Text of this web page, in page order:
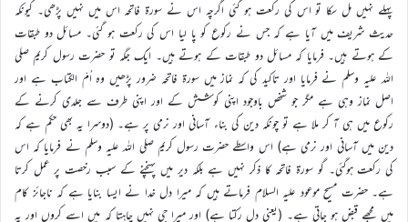
پہلے نہیں مل سکا تو اس کی رکعت ہو گئی اگرچہ اس نے سورۃ فاتحہ اس میں نہیں پڑھی۔ کیونکہ
حدیث شریف میں آیا ہے کہ جس نے رکوع کو پا لیا اس کی رکعت ہو گئی۔ مسائل دو طبقات
کے ہوتے ہیں۔ فرمایا کہ مسائل دو طبقات کے ہوتے ہیں۔ ایک جگہ تو حضرت رسول کریم صلی
اللہ علیہ وسلم نے فرمایا اور تاکید کی کہ نماز میں سورۃ فاتحہ ضرور پڑھیں وہ اُمّ الکتاب ہے اور
اصل نماز وہی ہے مگر جو شخص باوجود اپنی کوشش کے اور اپنی طرف سے جلدی کرنے کے
رکوع میں ہی آ کر ملا ہے تو چونکہ دین کی بناء آسانی اور نرمی پر ہے۔ (دوسرا یہ بھی حکم ہے کہ
دین میں آسانی اور نرمی ہے) اس واسطے حضرت رسول کریم صلی اللہ علیہ وسلم نے فرمایا کہ اس
کی رکعت ہوگئی۔ گو سورۃ فاتحہ کا ذکر نہیں ہے بلکہ دیر میں پہنچنے کے سبب رخصت پر عمل کرتا
ہے۔ حضرت مسیح موعود علیہ السلام فرماتے ہیں کہ میرا دل خدا نے ایسا بنایا ہے کہ ناجائز کام
میں مجھے قبض ہو جاتی ہے۔ (یعنی دل رکتا ہے) اور میرا جی نہیں چاہتا کہ میں اسے کروں اور یہ